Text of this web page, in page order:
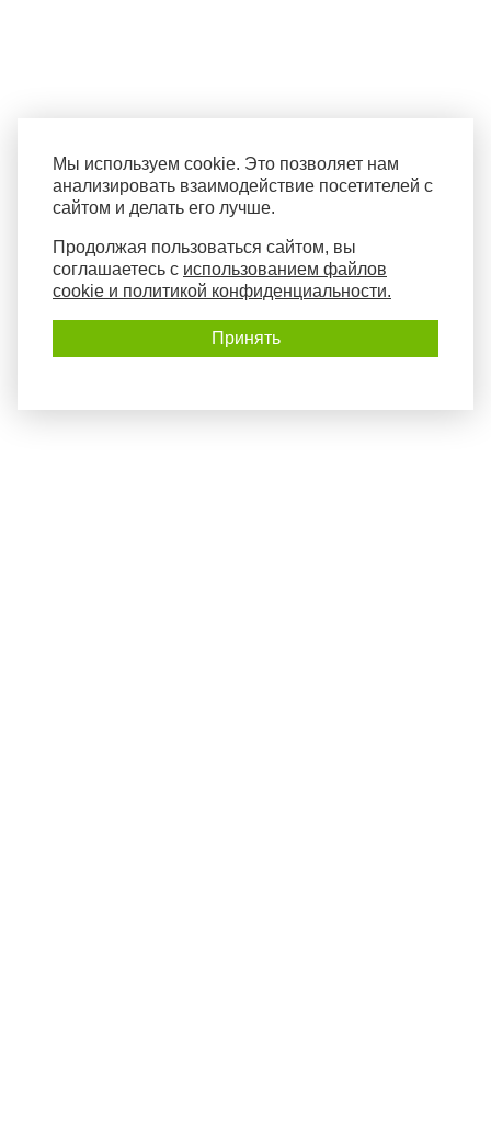
Мы используем cookie. Это позволяет нам
анализировать взаимодействие посетителей с
сайтом и делать его лучше.
Продолжая пользоваться сайтом, вы
соглашаетесь с использованием файлов
cookie и политикой конфиденциальности.
Принять